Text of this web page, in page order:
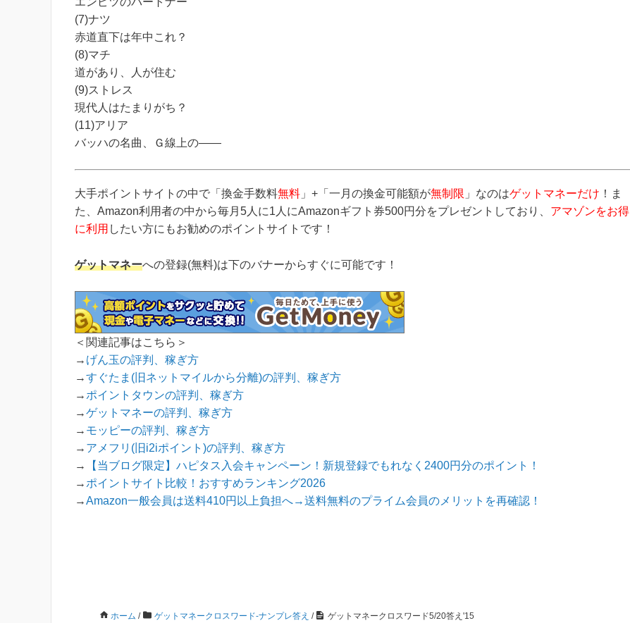
(7)ナツ
赤道直下は年中これ？
(8)マチ
道があり、人が住む
(9)ストレス
現代人はたまりがち？
(11)アリア
バッハの名曲、Ｇ線上の――
大手ポイントサイトの中で「換金手数料無料 」+「一月の換金可能額が無制限 」なのはゲットマネーだけ ！ま
た、Amazon利用者の中から毎月5人に1人にAmazonギフト券500円分をプレゼントしており、 アマゾンをお得
に利用 したい方にもお勧めのポイントサイトです！
ゲットマネーへの登録(無料)は下のバナーからすぐに可能です！
＜関連記事はこちら＞
→ げん玉の評判、稼ぎ方
→すぐたま(旧ネットマイルから分離)の評判、稼ぎ方
→ ポイントタウンの評判、稼ぎ方
→ゲットマネーの評判、稼ぎ方
→ モッピーの評判、稼ぎ方
→ アメフリ(旧i2iポイント)の評判、稼ぎ方
→
【当ブログ限定】ハピタス入会キャンペーン！新規登録でもれなく2400円分のポイント！
→ ポイントサイト比較！おすすめランキング2026
→Amazon一般会員は送料410円以上負担へ→送料無料のプライム会員のメリットを再確認！
ホーム / ゲットマネークロスワード-ナンプレ答え / ゲットマネークロスワード5/20答え'15